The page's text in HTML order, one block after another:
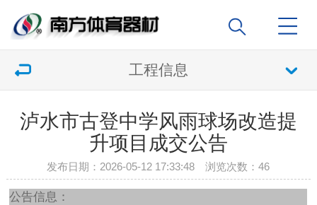
工程信息
泸水市古登中学风雨球场改造提
升项目成交公告
发布日期：2026-05-12 17:33:48 浏览次数：46
公告信息：